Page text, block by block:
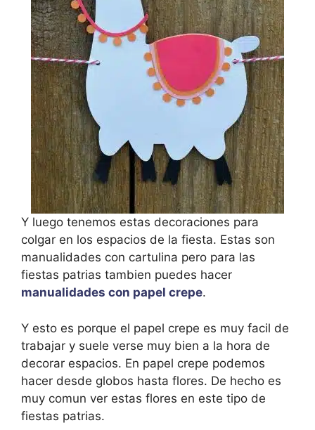
Y luego tenemos estas decoraciones para
colgar en los espacios de la fiesta. Estas son
manualidades con cartulina pero para las
fiestas patrias tambien puedes hacer
manualidades con papel crepe.
Y esto es porque el papel crepe es muy facil de
trabajar y suele verse muy bien a la hora de
decorar espacios. En papel crepe podemos
hacer desde globos hasta flores. De hecho es
muy comun ver estas flores en este tipo de
fiestas patrias.